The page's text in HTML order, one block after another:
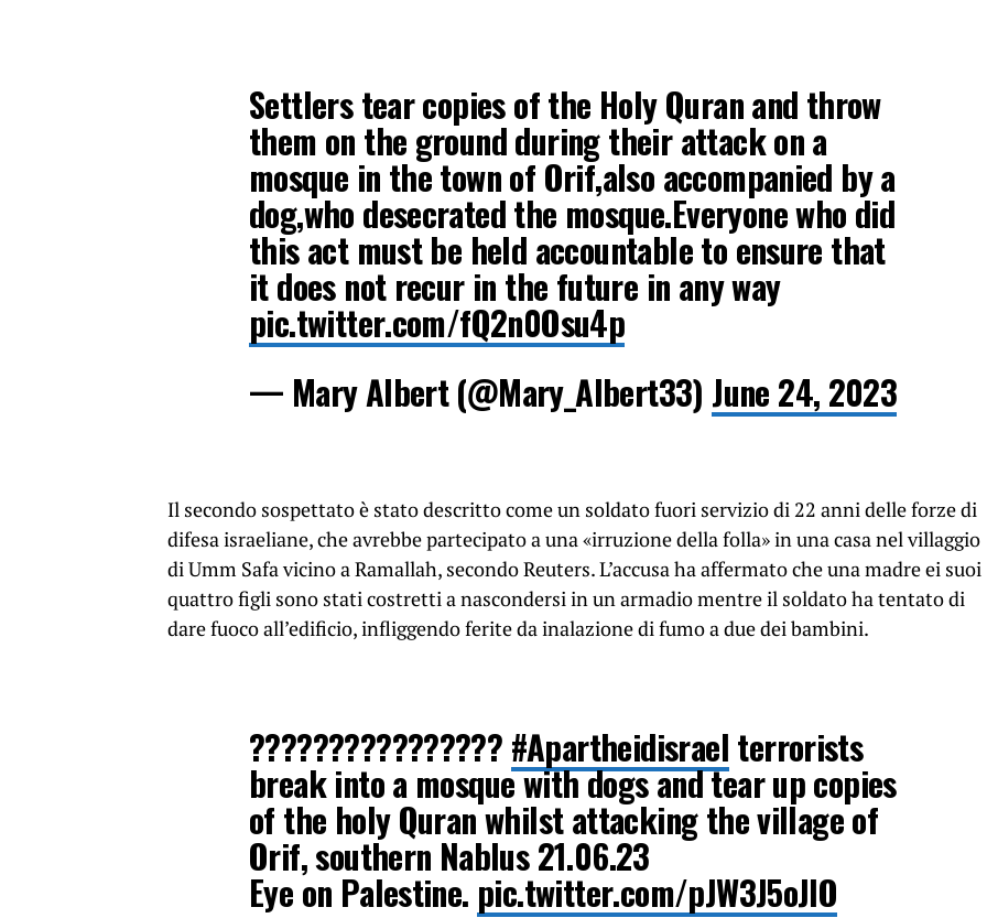
Settlers tear copies of the Holy Quran and throw
them on the ground during their attack on a
mosque in the town of Orif,also accompanied by a
dog,who desecrated the mosque.Everyone who did
this act must be held accountable to ensure that
it does not recur in the future in any way
pic.twitter.com/fQ2n0Osu4p
— Mary Albert (@Mary_Albert33) June 24, 2023
Il secondo sospettato è stato descritto come un soldato fuori servizio di 22 anni delle forze di
difesa israeliane, che avrebbe partecipato a una «irruzione della folla» in una casa nel villaggio
di Umm Safa vicino a Ramallah, secondo Reuters. L’accusa ha affermato che una madre ei suoi
quattro figli sono stati costretti a nascondersi in un armadio mentre il soldato ha tentato di
dare fuoco all’edificio, infliggendo ferite da inalazione di fumo a due dei bambini.
???????????????? #Apartheidisrael terrorists
break into a mosque with dogs and tear up copies
of the holy Quran whilst attacking the village of
Orif, southern Nablus 21.06.23
Eye on Palestine. pic.twitter.com/pJW3J5oJlO